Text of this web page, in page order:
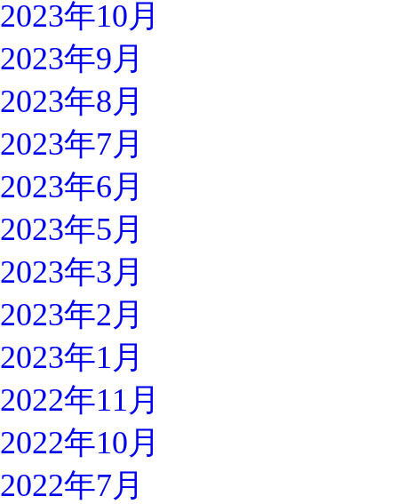
2023年10月
2023年9月
2023年8月
2023年7月
2023年6月
2023年5月
2023年3月
2023年2月
2023年1月
2022年11月
2022年10月
2022年7月